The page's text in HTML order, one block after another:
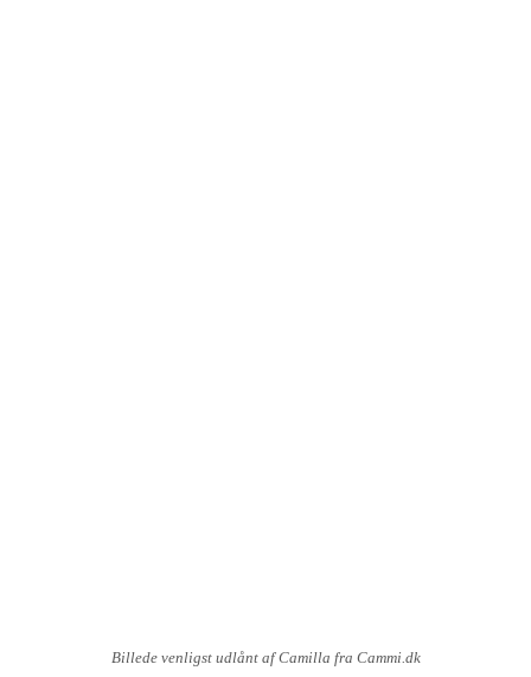
Billede venligst udlånt af Camilla fra Cammi.dk